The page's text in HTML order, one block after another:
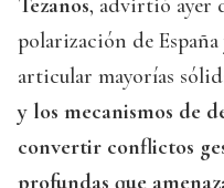
Tezanos, advirtió ayer
polarización de
articular mayorías
y los mecanismos de
convertir conflictos